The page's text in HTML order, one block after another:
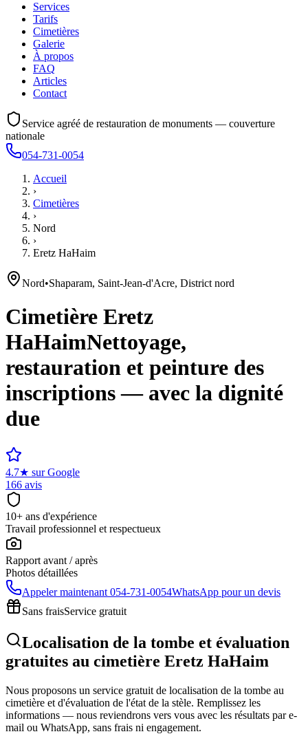
Services
Tarifs
Cimetières
Galerie
À propos
FAQ
Articles
Contact
Service agréé de restauration de monuments — couverture
nationale
054-731-0054
Accueil
›
Cimetières
›
Nord
›
Eretz HaHaim
Nord•Shaparam, Saint-Jean-d'Acre, District nord
Cimetière Eretz
HaHaimNettoyage,
restauration et peinture des
inscriptions — avec la dignité
due
4.7★ sur Google
166 avis
10+ ans d'expérience
Travail professionnel et respectueux
Rapport avant / après
Photos détaillées
Appeler maintenant 054-731-0054WhatsApp pour un devis
Sans fraisService gratuit
Localisation de la tombe et évaluation
gratuites au cimetière Eretz HaHaim
Nous proposons un service gratuit de localisation de la tombe au
cimetière et d'évaluation de l'état de la stèle. Remplissez les
informations — nous reviendrons vers vous avec les résultats par e-
mail ou WhatsApp, sans frais ni engagement.